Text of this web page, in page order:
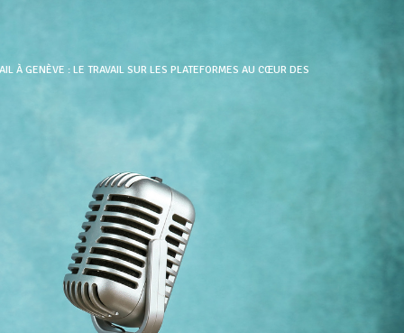
À GENÈVE : LE TRAVAIL SUR LES PLATEFORMES AU CŒUR DES